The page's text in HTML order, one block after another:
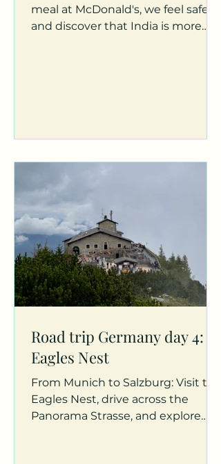
meal at McDonald's, we feel safe
and discover that India is more
Road trip Germany day 4:
Eagles Nest
From Munich to Salzburg: Visit the
Eagles Nest, drive across the
Panorama Strasse, and explore